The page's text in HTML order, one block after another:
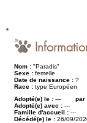
Nom : "Paradis"
Sexe : femelle
Date de naissance : ?
Race : type Européen
Adopté(e) le : --- par
Adopté(e) avec : ---
Famille d'accueil : ---
Décédé(e) le : 26/09/